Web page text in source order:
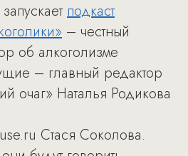
подкаст
– честный
об алкоголизме
– главный редактор
очаг» Наталья Родикова
Стася Соколова.